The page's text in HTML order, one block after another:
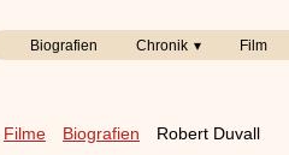
Biografien Chronik Film
Filme Biografien Robert Duvall